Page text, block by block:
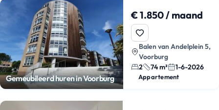
Gemeubileerd huren in Voorburg
€ 1.850 / maand
Balen van Andelplein 5,
Voorburg
2
74 m² 1-6-2026
Appartement